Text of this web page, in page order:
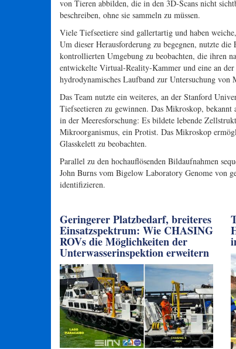
von Tieren abbilden, die in den 3D-Scans nicht
beschreiben, ohne sie sammeln zu müssen.
Viele Tiefseetiere sind gallertartig und haben
Um dieser Herausforderung zu begegnen, nutzte
kontrollierten Umgebung zu beobachten, die ihren
entwickelte Virtual-Reality-Kammer und eine an
hydrodynamisches Laufband zur Untersuchung von
Das Team nutzte ein weiteres, an der Stanford
Tiefseetieren zu gewinnen. Das Mikroskop,
in der Meeresforschung: Es bildete lebende
Mikroorganismus, ein Protist. Das Mikroskop
Glasskelett zu beobachten.
Parallel zu den hochauflösenden Bildaufnahmen
John Burns vom Bigelow Laboratory Genome von
identifizieren.
Geringerer Platzbedarf, breiteres
Einsatzspektrum: Wie CHASING
ROVs die Möglichkeiten der
Unterwasserinspektion erweitern